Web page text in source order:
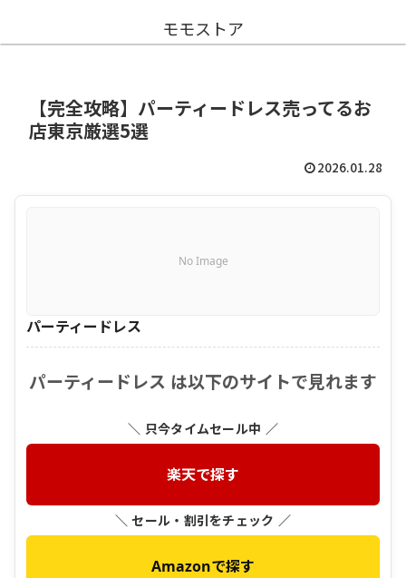
モモストア
【完全攻略】パーティードレス売ってるお
店東京厳選5選
2026.01.28
No Image
パーティードレス
パーティードレス は以下のサイトで見れます
＼ 只今タイムセール中 ／
楽天で探す
＼ セール・割引をチェック ／
Amazonで探す